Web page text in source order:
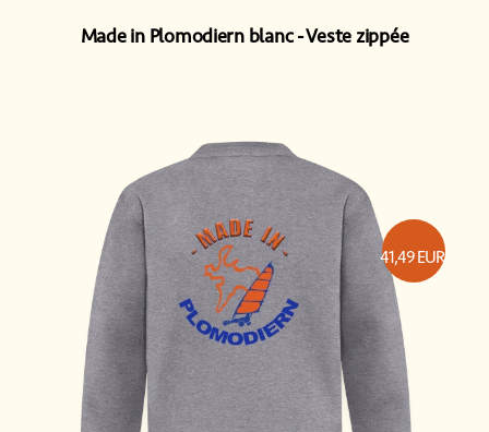
Made in Plomodiern blanc Veste zippée
41,49EUR